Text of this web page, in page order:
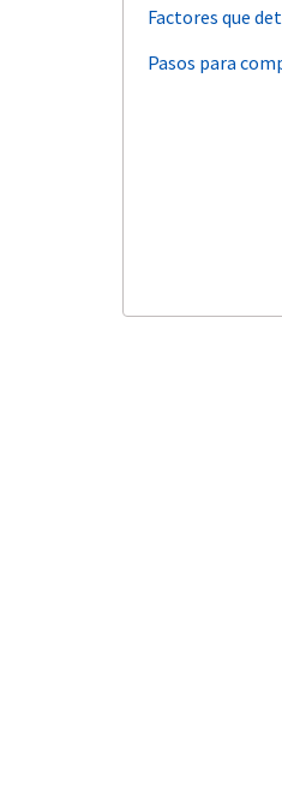
Factores que
Pasos para